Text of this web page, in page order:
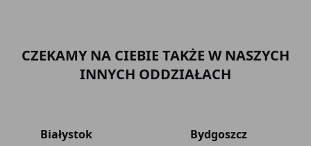
CZEKAMY NA CIEBIE TAKŻE W NASZYCH
INNYCH ODDZIAŁACH
Białystok Bydgoszcz